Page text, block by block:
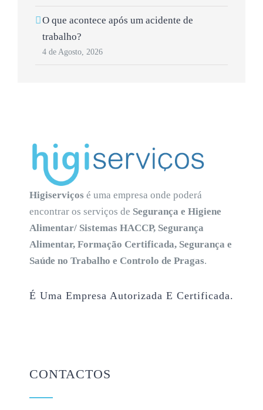
O que acontece após um acidente de
trabalho?
4 de Agosto, 2026
Higiserviços é uma empresa onde poderá
encontrar os serviços de Segurança e Higiene
Alimentar/ Sistemas HACCP, Segurança
Alimentar, Formação Certificada, Segurança e
Saúde no Trabalho e Controlo de Pragas.
É Uma Empresa Autorizada E Certificada.
CONTACTOS